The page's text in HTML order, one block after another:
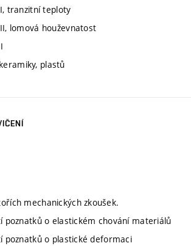
tranzitní teploty
lomová houževnatost
plastů
mechanických zkoušek.
poznatků o elastickém chování materiálů
poznatků o plastické deformaci